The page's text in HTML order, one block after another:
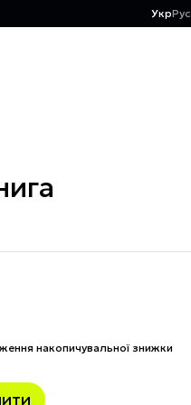
УкрРус
накопичувальної знижки